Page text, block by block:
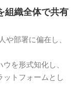
組織全体で共有
部署に偏在し、
を形式知化し、
トフォームとし